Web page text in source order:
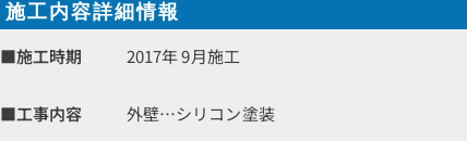
施工内容詳細情報
■施工時期
2017年 9月施工
■工事内容 外壁…シリコン塗装